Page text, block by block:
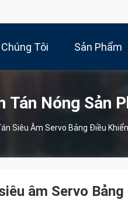
Tôi Sản Phẩm
Tán Nóng Sản
Siêu Âm Servo Bảng Điều
âm Servo